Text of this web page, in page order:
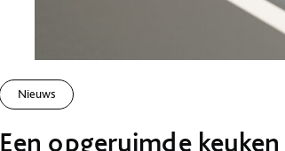
Nieuws
Een opgeruimde